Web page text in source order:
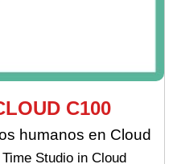
C100
humanos en Cloud
Studio in Cloud